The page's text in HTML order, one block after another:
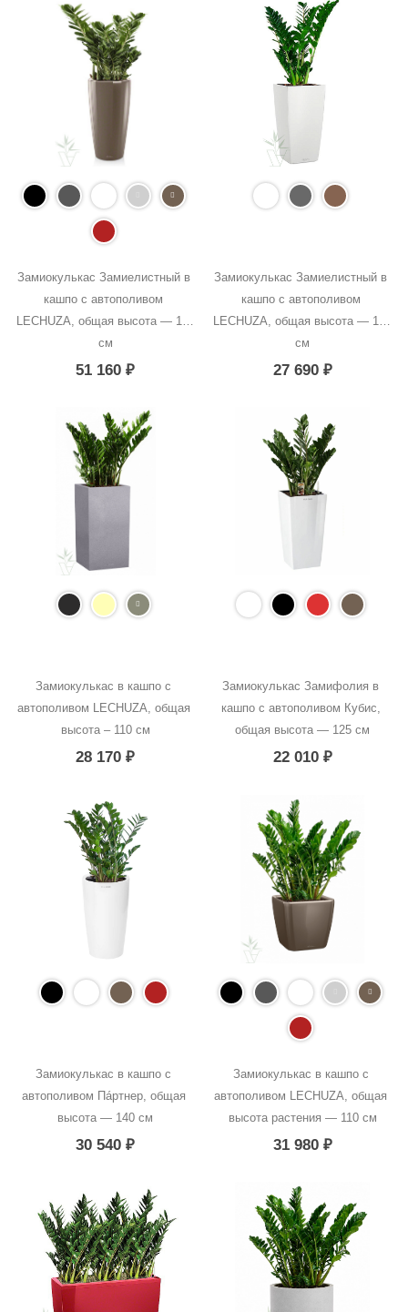
Замиокулькас Замиелистный в
кашпо с автополивом
LECHUZA, общая высота — 140
см
51 160₽
Замиокулькас Замиелистный в
кашпо с автополивом
LECHUZA, общая высота — 125
см
27 690 ₽
Замиокулькас в кашпо с
автополивом LECHUZA, общая
высота – 110 см
28 170₽
Замиокулькас Замифолия в
кашпо с автополивом Кубис,
общая высота — 125 см
22 010 ₽
Замиокулькас в кашпо с
автополивом Пáртнер, общая
высота — 140 см
30 540₽
Замиокулькас в кашпо с
автополивом LECHUZA, общая
высота растения — 110 см
31 980 ₽